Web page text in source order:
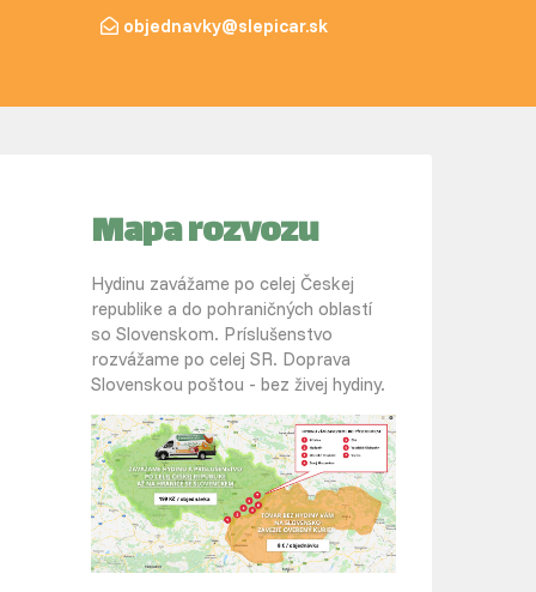
objednavky@slepicar.sk
Mapa rozvozu
Hydinu zavážame po celej Českej
republike a do pohraničných oblastí
so Slovenskom. Príslušenstvo
rozvážame po celej SR. Doprava
Slovenskou poštou - bez živej hydiny.